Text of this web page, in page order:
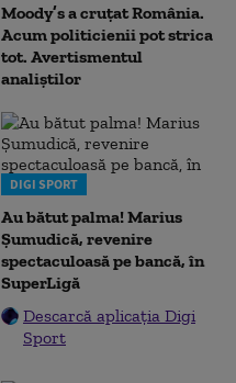
Moody’s a cruțat România.
Acum politicienii pot strica
tot. Avertismentul
analiștilor
DIGI SPORT
Au bătut palma! Marius
Șumudică, revenire
spectaculoasă pe bancă, în
SuperLigă
Descarcă aplicația Digi
Sport